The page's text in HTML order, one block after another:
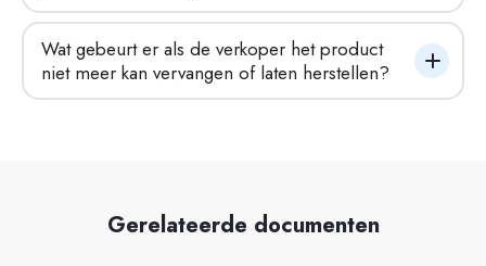
Wat gebeurt er als de verkoper het product
niet meer kan vervangen of laten herstellen?
Gerelateerde documenten